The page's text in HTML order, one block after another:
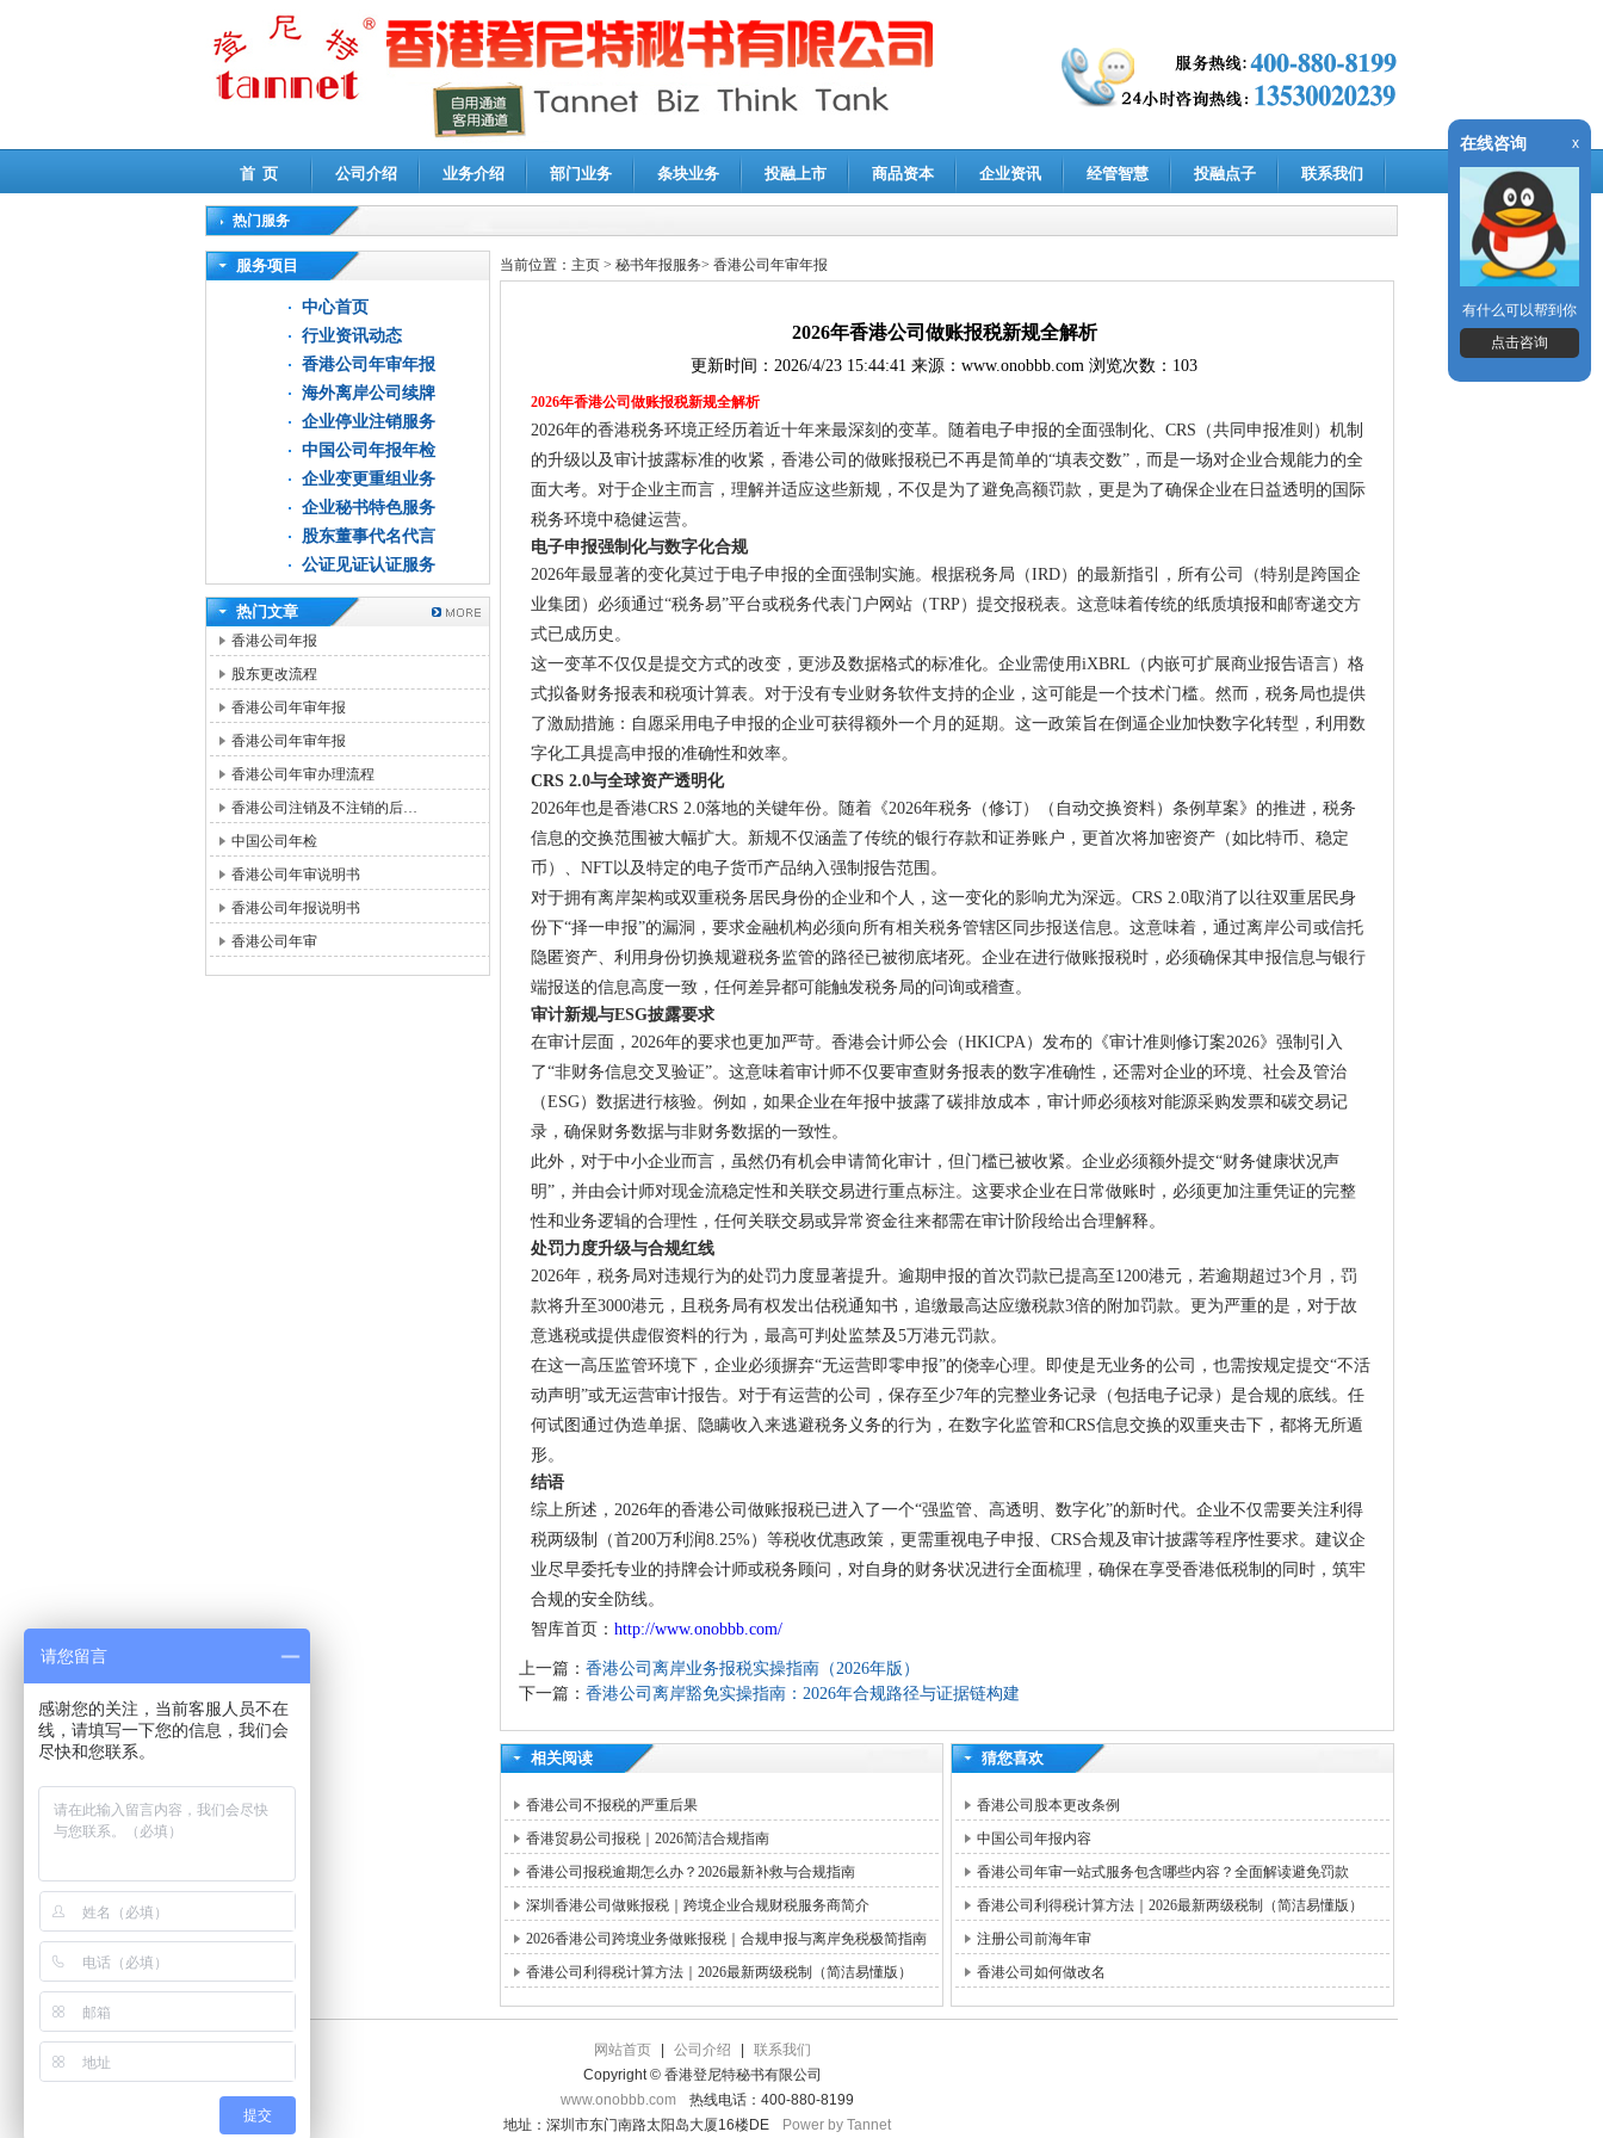
首 页 公司介绍 业务介绍 部门业务 条块业务 投融上市 商品资本 企业资讯 经管智慧 投融点子 联系我们
热门服务
高新技术企业认定审计|企业所得税汇算清缴申报鉴证
服务项目
中心首页
行业资讯动态
香港公司年审年报
海外离岸公司续牌
企业停业注销服务
中国公司年报年检
企业变更重组业务
企业秘书特色服务
股东董事代名代言
公证见证认证服务
热门文章
香港公司年报
股东更改流程
香港公司年审年报
香港公司年审年报
香港公司年审办理流程
香港公司注销及不注销的后…
中国公司年检
香港公司年审说明书
香港公司年报说明书
香港公司年审
当前位置： 主页 > 秘书年报服务> 香港公司年审年报
2026年香港公司做账报税新规全解析
更新时间： 2026/4/23 15:44:41 来源： www.onobbb.com 浏览次数：103
2026年香港公司做账报税新规全解析
2026年的香港税务环境正经历着近十年来最深刻的变革。随着电子申报的全面强制化、CRS（共同申报准则）机制
的升级以及审计披露标准的收紧，香港公司的做账报税已不再是简单的“填表交数”，而是一场对企业合规能力的全
面大考。对于企业主而言，理解并适应这些新规，不仅是为了避免高额罚款，更是为了确保企业在日益透明的国际
税务环境中稳健运营。
电子申报强制化与数字化合规
2026年最显著的变化莫过于电子申报的全面强制实施。根据税务局（IRD）的最新指引，所有公司（特别是跨国企
业集团）必须通过“税务易”平台或税务代表门户网站（TRP）提交报税表。这意味着传统的纸质填报和邮寄递交方
式已成历史。
这一变革不仅仅是提交方式的改变，更涉及数据格式的标准化。企业需使用iXBRL（内嵌可扩展商业报告语言）格
式拟备财务报表和税项计算表。对于没有专业财务软件支持的企业，这可能是一个技术门槛。然而，税务局也提供
了激励措施：自愿采用电子申报的企业可获得额外一个月的延期。这一政策旨在倒逼企业加快数字化转型，利用数
字化工具提高申报的准确性和效率。
CRS 2.0与全球资产透明化
2026年也是香港CRS 2.0落地的关键年份。随着《2026年税务（修订）（自动交换资料）条例草案》的推进，税务
信息的交换范围被大幅扩大。新规不仅涵盖了传统的银行存款和证券账户，更首次将加密资产（如比特币、稳定
币）、NFT以及特定的电子货币产品纳入强制报告范围。
对于拥有离岸架构或双重税务居民身份的企业和个人，这一变化的影响尤为深远。CRS 2.0取消了以往双重居民身
份下“择一申报”的漏洞，要求金融机构必须向所有相关税务管辖区同步报送信息。这意味着，通过离岸公司或信托
隐匿资产、利用身份切换规避税务监管的路径已被彻底堵死。企业在进行做账报税时，必须确保其申报信息与银行
端报送的信息高度一致，任何差异都可能触发税务局的问询或稽查。
审计新规与ESG披露要求
在审计层面，2026年的要求也更加严苛。香港会计师公会（HKICPA）发布的《审计准则修订案2026》强制引入
了“非财务信息交叉验证”。这意味着审计师不仅要审查财务报表的数字准确性，还需对企业的环境、社会及管治
（ESG）数据进行核验。例如，如果企业在年报中披露了碳排放成本，审计师必须核对能源采购发票和碳交易记
录，确保财务数据与非财务数据的一致性。
此外，对于中小企业而言，虽然仍有机会申请简化审计，但门槛已被收紧。企业必须额外提交“财务健康状况声
明”，并由会计师对现金流稳定性和关联交易进行重点标注。这要求企业在日常做账时，必须更加注重凭证的完整
性和业务逻辑的合理性，任何关联交易或异常资金往来都需在审计阶段给出合理解释。
处罚力度升级与合规红线
2026年，税务局对违规行为的处罚力度显著提升。逾期申报的首次罚款已提高至1200港元，若逾期超过3个月，罚
款将升至3000港元，且税务局有权发出估税通知书，追缴最高达应缴税款3倍的附加罚款。更为严重的是，对于故
意逃税或提供虚假资料的行为，最高可判处监禁及5万港元罚款。
在这一高压监管环境下，企业必须摒弃“无运营即零申报”的侥幸心理。即使是无业务的公司，也需按规定提交“不活
动声明”或无运营审计报告。对于有运营的公司，保存至少7年的完整业务记录（包括电子记录）是合规的底线。任
何试图通过伪造单据、隐瞒收入来逃避税务义务的行为，在数字化监管和CRS信息交换的双重夹击下，都将无所遁
形。
结语
综上所述，2026年的香港公司做账报税已进入了一个“强监管、高透明、数字化”的新时代。企业不仅需要关注利得
税两级制（首200万利润8.25%）等税收优惠政策，更需重视电子申报、CRS合规及审计披露等程序性要求。建议企
业尽早委托专业的持牌会计师或税务顾问，对自身的财务状况进行全面梳理，确保在享受香港低税制的同时，筑牢
合规的安全防线。
智库首页： http://www.onobbb.com/
上一篇： 香港公司离岸业务报税实操指南（2026年版）
下一篇： 香港公司离岸豁免实操指南：2026年合规路径与证据链构建
相关阅读
香港公司不报税的严重后果
香港贸易公司报税｜2026简洁合规指南
香港公司报税逾期怎么办？2026最新补救与合规指南
深圳香港公司做账报税｜跨境企业合规财税服务商简介
2026香港公司跨境业务做账报税｜合规申报与离岸免税极简指南
香港公司利得税计算方法｜2026最新两级税制（简洁易懂版）
猜您喜欢
香港公司股本更改条例
中国公司年报内容
香港公司年审一站式服务包含哪些内容？全面解读避免罚款
香港公司利得税计算方法｜2026最新两级税制（简洁易懂版）
注册公司前海年审
香港公司如何做改名
网站首页 公司介绍
联系我们
Copyright © 香港登尼特秘书有限公司
www.onobbb.com
热线电话：400-880-8199
地址：深圳市东门南路太阳岛大厦16楼DE
Power by Tannet
在线咨询 x
有什么可以帮到你
点击咨询
请您留言
感谢您的关注，当前客服人员不在
线，请填写一下您的信息，我们会
尽快和您联系。
提交